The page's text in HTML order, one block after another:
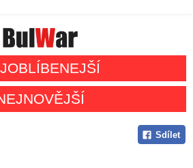
Sdílet